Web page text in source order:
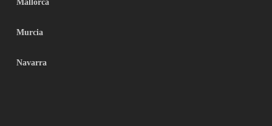
Mallorca
Murcia
Navarra